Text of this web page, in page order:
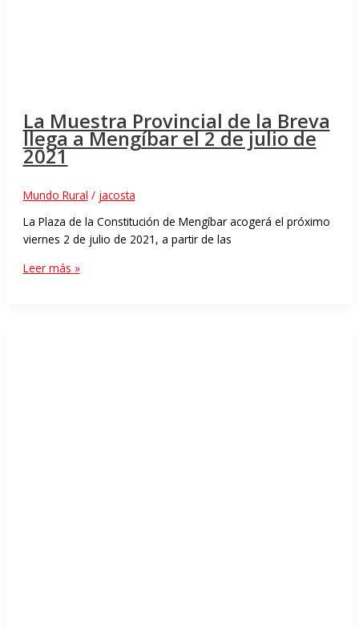
La Muestra Provincial de la Breva
llega a Mengíbar el 2 de julio de
2021
Mundo Rural / jacosta
La Plaza de la Constitución de Mengíbar acogerá el próximo
viernes 2 de julio de 2021, a partir de las
Leer más »